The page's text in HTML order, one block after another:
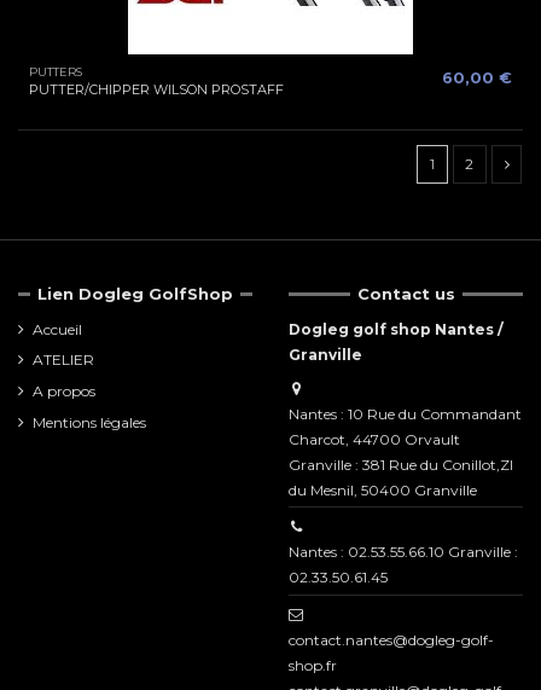
PUTTERS
PUTTER/CHIPPER WILSON PROSTAFF
60,00 €
1 2
Lien Dogleg GolfShop
Accueil
ATELIER
A propos
Mentions légales
Contact us
Dogleg golf shop Nantes /
Granville
Nantes : 10 Rue du Commandant
Charcot, 44700 Orvault
Granville : 381 Rue du Conillot,ZI
du Mesnil, 50400 Granville
Nantes : 02.53.55.66.10 Granville :
02.33.50.61.45
contact.nantes@dogleg-golf-
shop.fr